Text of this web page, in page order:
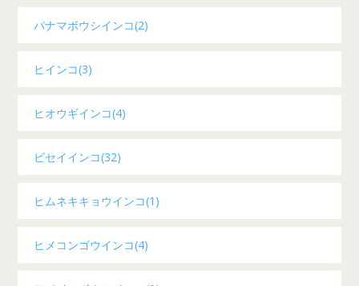
パナマボウシインコ(2)
ヒインコ(3)
ヒオウギインコ(4)
ビセイインコ(32)
ヒムネキキョウインコ(1)
ヒメコンゴウインコ(4)